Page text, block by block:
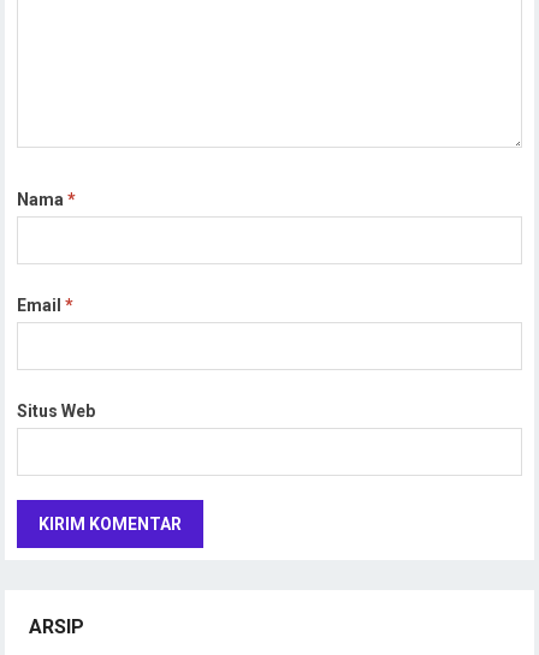
Nama*
Email*
Situs Web
ARSIP